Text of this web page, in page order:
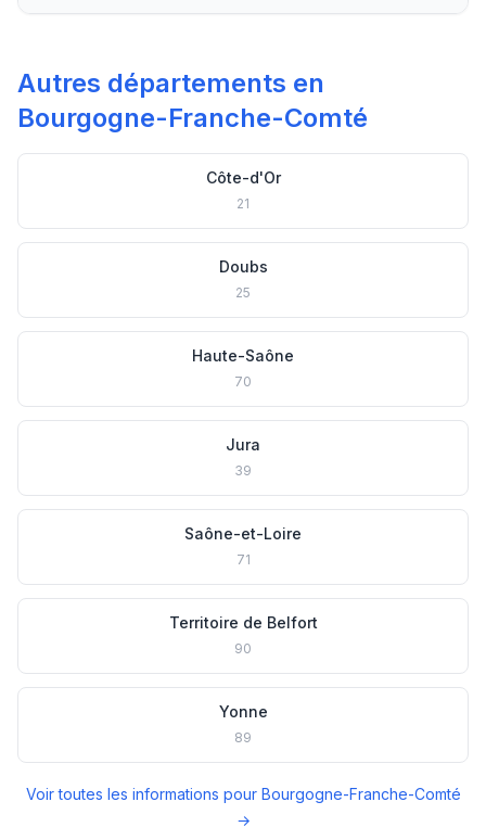
Autres départements en
Bourgogne-Franche-Comté
Côte-d'Or
21
Doubs
25
Haute-Saône
70
Jura
39
Saône-et-Loire
71
Territoire de Belfort
90
Yonne
89
Voir toutes les informations pour Bourgogne-Franche-Comté
→